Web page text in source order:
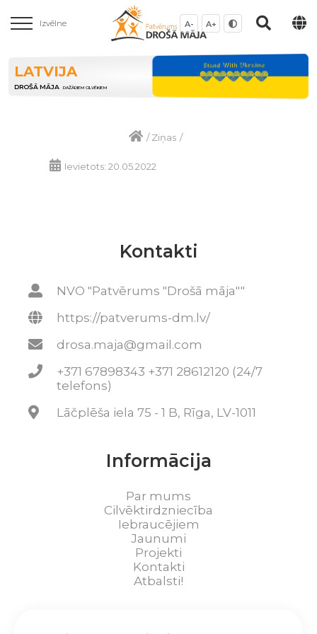
Izvēlne A- A+
LATVIJA
DROŠĀ MĀJA DAŽĀDIEM CILVĒKIEM
/Ziņas /
Ievietots: 20.05.2022
Kontakti
NVO "Patvērums "Drošā māja""
https://patverums-dm.lv/
drosa.maja@gmail.com
+371 67898343 +371 28612120 (24/7
telefons)
Lāčplēša iela 75 - 1 B, Rīga, LV-1011
Informācija
Par mums
Cilvēktirdzniecība
Iebraucējiem
Jaunumi
Projekti
Kontakti
Atbalsti!